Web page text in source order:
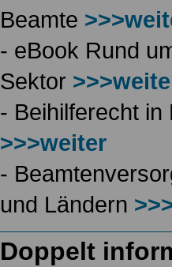
Beamte
- eBook Rund
Sektor
- Beihilferecht
>>>weiter
-
und Ländern
Doppelt